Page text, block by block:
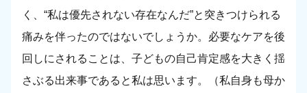
く、“私は優先されない存在なんだ”と突きつけられる
痛みを伴ったのではないでしょうか。必要なケアを後
回しにされることは、子どもの自己肯定感を大きく揺
さぶる出来事であると私は思います。（私自身も母か